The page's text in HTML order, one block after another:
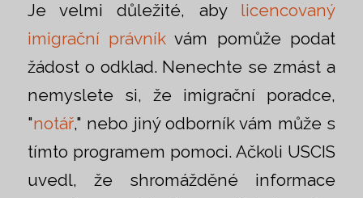
Je velmi důležité, aby licencovaný
imigrační právník vám pomůže podat
žádost o odklad. Nenechte se zmást a
nemyslete si, že imigrační poradce,
"notář," nebo jiný odborník vám může s
tímto programem pomoci. Ačkoli USCIS
uvedl, že shromážděné informace